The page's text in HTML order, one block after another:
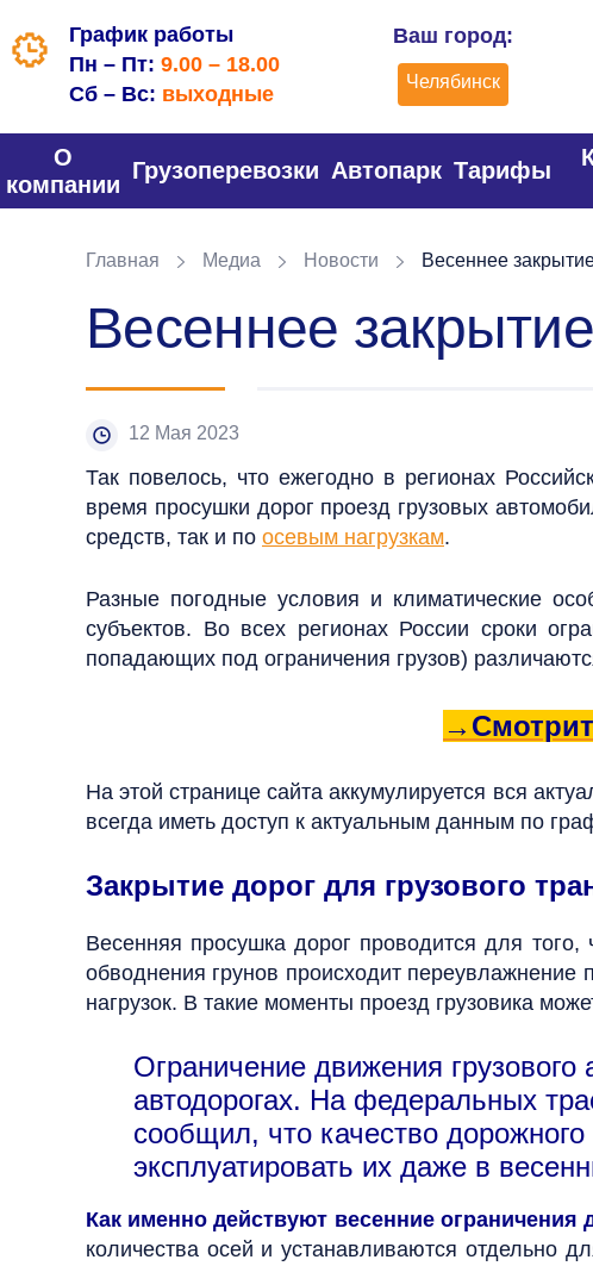
График работы
Пн – Пт: 9.00 – 18.00
Сб – Вс: выходные
Ваш город:
Челябинск
О
компании
Грузоперевозки Автопарк Тарифы
Главная Медиа Новости Весеннее
Весеннее
12 Мая 2023
Так повелось, что ежегодно в регионах
время просушки дорог проезд грузовых
средств, так и по осевым нагрузкам.
Разные погодные условия и климатические
субъектов. Во всех регионах России сроки
попадающих под ограничения грузов)
На этой странице сайта аккумулируется вся
всегда иметь доступ к актуальным данным по
Закрытие дорог для грузового
Весенняя просушка дорог проводится для
обводнения грунов происходит переувлажнение
нагрузок. В такие моменты проезд грузовика
Ограничение движения грузового
автодорогах. На федеральных
сообщил, что качество
эксплуатировать их даже в
Как именно действуют весенние ограничения
количества осей и устанавливаются отдельно